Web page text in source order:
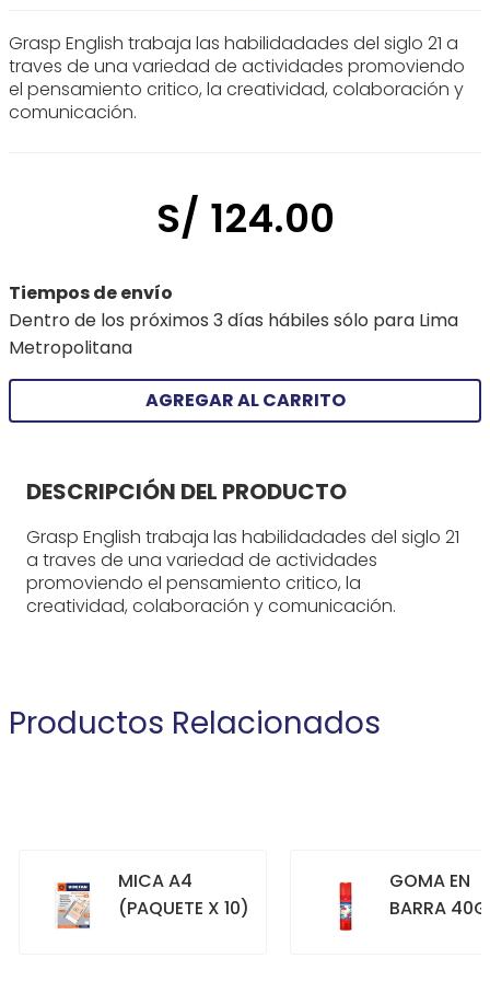
Grasp English trabaja las habilidadades del siglo 21 a
traves de una variedad de actividades promoviendo
el pensamiento critico, la creatividad, colaboración y
comunicación.
S/ 124.00
Tiempos de envío
Dentro de los próximos 3 días hábiles sólo para Lima
Metropolitana
AGREGAR AL CARRITO
DESCRIPCIÓN DEL PRODUCTO
Grasp English trabaja las habilidadades del siglo 21
a traves de una variedad de actividades
promoviendo el pensamiento critico, la
creatividad, colaboración y comunicación.
Productos Relacionados
MICA A4
(PAQUETE X 10)
GOMA EN
BARRA